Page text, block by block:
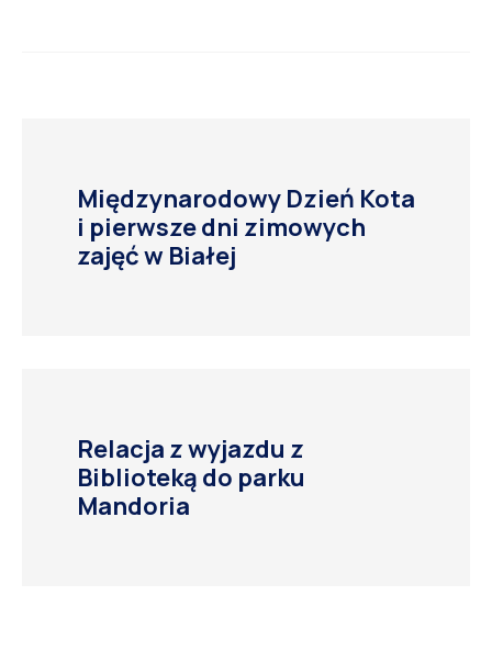
Międzynarodowy Dzień Kota
i pierwsze dni zimowych
zajęć w Białej
Relacja z wyjazdu z
Biblioteką do parku
Mandoria